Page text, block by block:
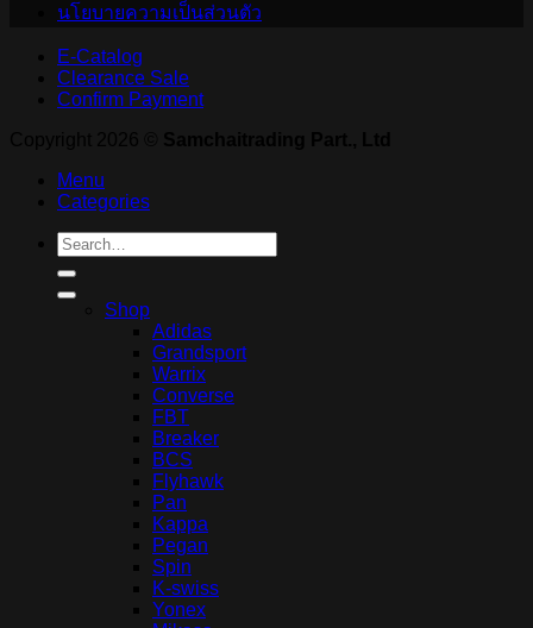
นโยบายความเป็นส่วนตัว
E-Catalog
Clearance Sale
Confirm Payment
Menu
Categories
Search
for:
Shop
Adidas
Grandsport
Warrix
Converse
FBT
Breaker
BCS
Flyhawk
Pan
Kappa
Pegan
Spin
K-swiss
Yonex